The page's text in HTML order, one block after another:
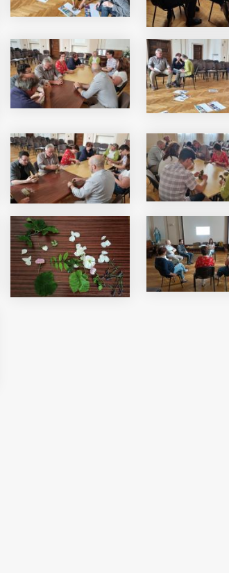
Iskola és Alapfokú Művészeti
Iskola fiataljainak alkotásait
bemutató képgaléria
2026. július 03.